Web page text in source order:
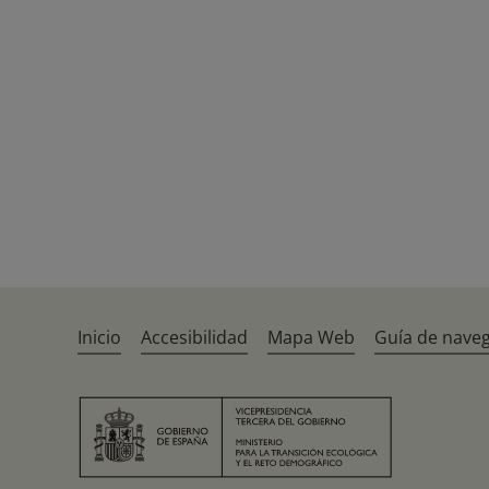
Inicio Accesibilidad Mapa Web Guía de